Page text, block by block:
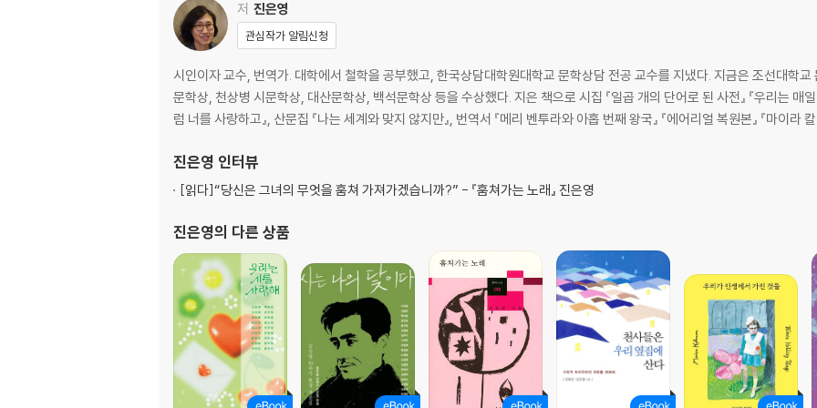
네가 소년이었을 때
신발장수의 노래
소멸
우리는 매일매일
2. 미친 사랑의 노래
메피스토 왈츠
한밤중에
청춘 3
나는
인공호수
Summer Snow
물속에서
어느 날
비평가에게
나에게
닭이 울기 전에
저 진은영
관심작가 알림신청
시인이자 교수, 번역가. 대학에서 철학을 공부했고, 한국상담대학원대학교 문학상담 전공 교수를 지냈다. 지금은 조선대학
문학상, 천상병 시문학상, 대산문학상, 백석문학상 등을 수상했다. 지은 책으로 시집 『일곱 개의 단어로 된 사전』 『우리는 매일
럼 너를 사랑하고』, 산문집 『나는 세계와 맞지 않지만』, 번역서 『메리 벤투라와 아홉 번째 왕국』 『에어리얼 복원본』 『마이
진은영 인터뷰
[읽다]“당신은 그녀의 무엇을 훔쳐 가져가겠습니까?” - 『훔쳐가는 노래』 진은영
진은영의 다른 상품